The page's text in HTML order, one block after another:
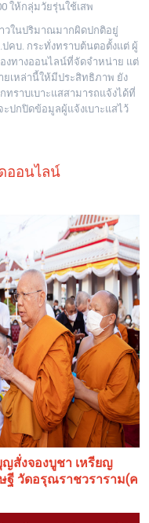
ให้กลุ่มวัยรุ่นใช้เสพ
วในปริมาณมากผิดปกติอยู่
คบ. กระทั่งทราบต้นตอตั้งแต่ ผู้
งทางออนไลน์ที่จัดจำหน่าย แต่
ยเหล่านี้ให้มีประสิทธิภาพ ยัง
ราบเบาะแสสามารถแจ้งได้ที่
ะปกปิดข้อมูลผู้แจ้งเบาะแสไว้
ออนไลน์
สั่งจองบูชา เหรียญ
ฐี วัดอรุณราชวราราม(ค